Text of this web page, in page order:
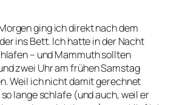
ging ich direkt nach dem
ins Bett. Ich hatte in der Nacht
– und Mammuth sollten
zwei Uhr am frühen Samstag
Weil ich nicht damit gerechnet
lange schlafe (und auch, weil er